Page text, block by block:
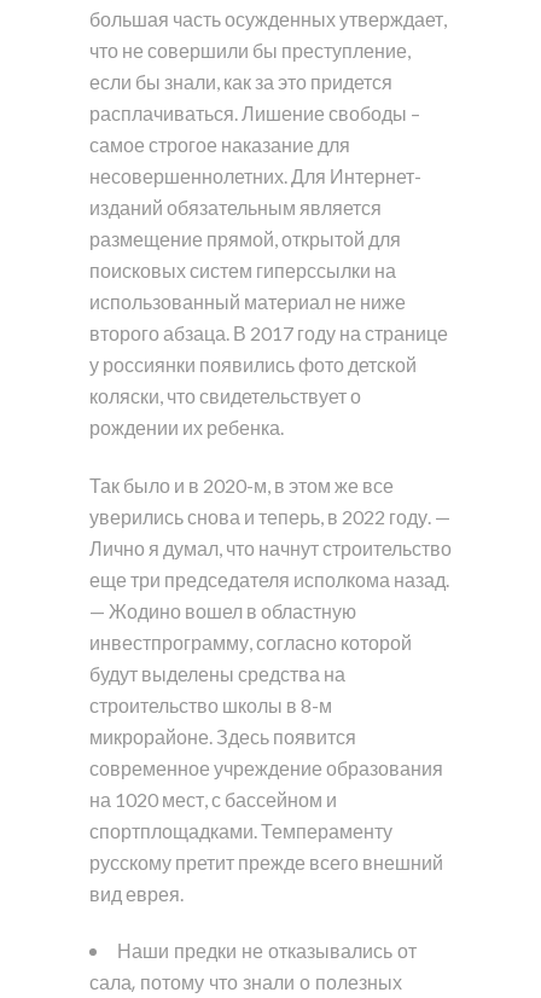
большая часть осужденных утверждает,
что не совершили бы преступление,
если бы знали, как за это придется
расплачиваться. Лишение свободы –
самое строгое наказание для
несовершеннолетних. Для Интернет-
изданий обязательным является
размещение прямой, открытой для
поисковых систем гиперссылки на
использованный материал не ниже
второго абзаца. В 2017 году на странице
у россиянки появились фото детской
коляски, что свидетельствует о
рождении их ребенка.
Так было и в 2020-м, в этом же все
уверились снова и теперь, в 2022 году. —
Лично я думал, что начнут строительство
еще три председателя исполкома назад.
— Жодино вошел в областную
инвестпрограмму, согласно которой
будут выделены средства на
строительство школы в 8-м
микрорайоне. Здесь появится
современное учреждение образования
на 1020 мест, с бассейном и
спортплощадками. Темпераменту
русскому претит прежде всего внешний
вид еврея.
Наши предки не отказывались от
сала, потому что знали о полезных